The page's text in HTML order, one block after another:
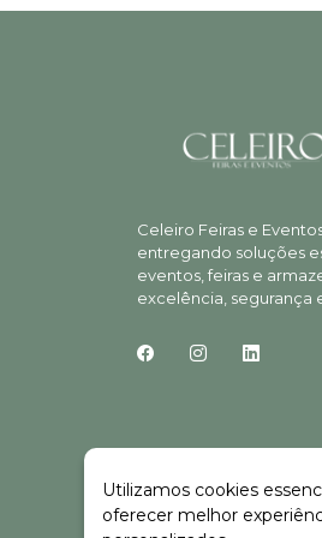
Celeiro Feiras e
entregando soluções
eventos, feiras e
excelência, segurança
Utilizamos cookies
oferecer melhor